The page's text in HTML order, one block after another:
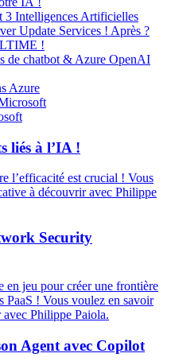
3 Intelligences Artificielles
Update Services ! Après ?
!
de chatbot & Azure OpenAI
Azure
liés à l’IA !
l’efficacité est crucial ! Vous
à découvrir avec Philippe
Security
en jeu pour créer une frontière
PaaS ! Vous voulez en savoir
Philippe Paiola.
Agent avec Copilot